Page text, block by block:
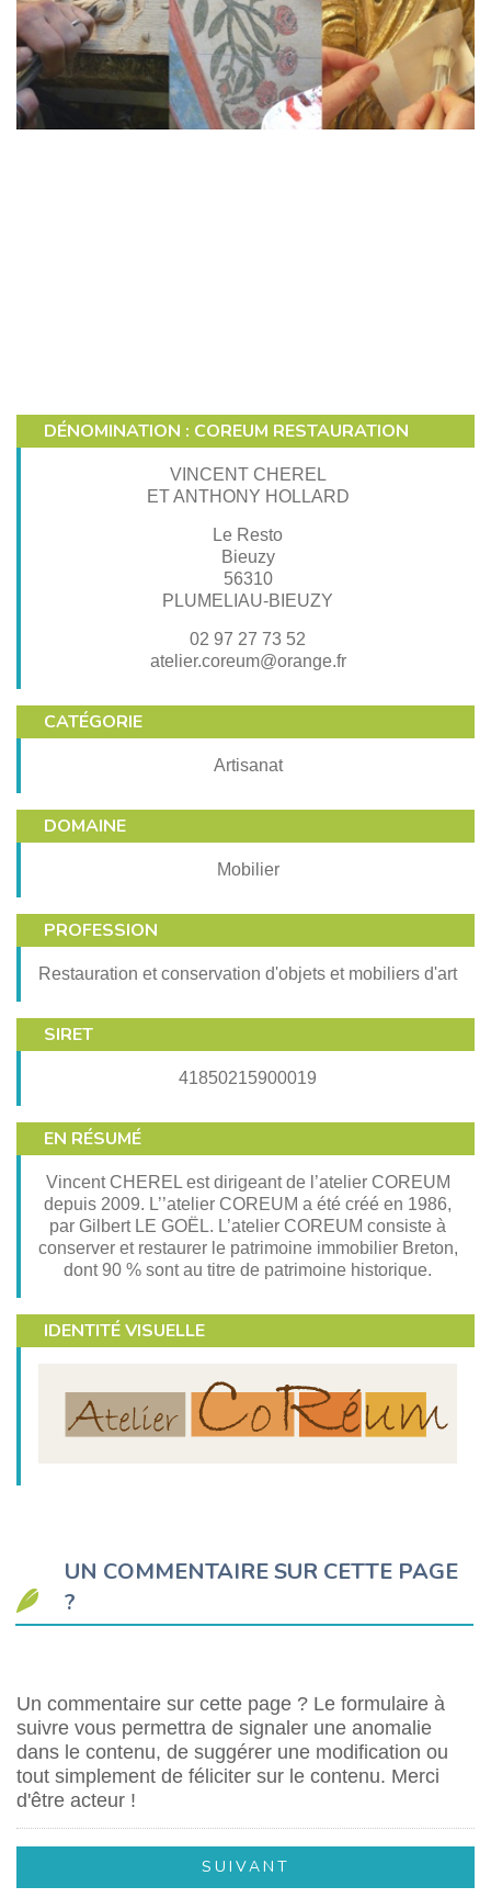
DÉNOMINATION : COREUM RESTAURATION
VINCENT CHEREL
ET ANTHONY HOLLARD
Le Resto
Bieuzy
56310
PLUMELIAU-BIEUZY
02 97 27 73 52
atelier.coreum@orange.fr
CATÉGORIE
Artisanat
DOMAINE
Mobilier
PROFESSION
Restauration et conservation d'objets et mobiliers d'art
SIRET
41850215900019
EN RÉSUMÉ
Vincent CHEREL est dirigeant de l’atelier COREUM
depuis 2009. L’’atelier COREUM a été créé en 1986,
par Gilbert LE GOËL. L’atelier COREUM consiste à
conserver et restaurer le patrimoine immobilier Breton,
dont 90 % sont au titre de patrimoine historique.
IDENTITÉ VISUELLE
UN COMMENTAIRE SUR CETTE PAGE
?
Un commentaire sur cette page ? Le formulaire à
suivre vous permettra de signaler une anomalie
dans le contenu, de suggérer une modification ou
tout simplement de féliciter sur le contenu. Merci
d'être acteur !